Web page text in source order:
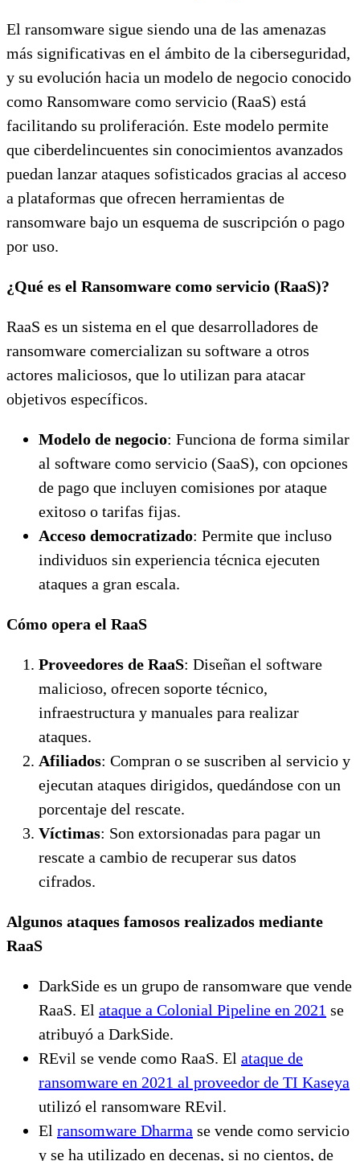
El ransomware sigue siendo una de las amenazas
más significativas en el ámbito de la ciberseguridad,
y su evolución hacia un modelo de negocio conocido
como Ransomware como servicio (RaaS) está
facilitando su proliferación. Este modelo permite
que ciberdelincuentes sin conocimientos avanzados
puedan lanzar ataques sofisticados gracias al acceso
a plataformas que ofrecen herramientas de
ransomware bajo un esquema de suscripción o pago
por uso.
¿Qué es el Ransomware como servicio (RaaS)?
RaaS es un sistema en el que desarrolladores de
ransomware comercializan su software a otros
actores maliciosos, que lo utilizan para atacar
objetivos específicos.
Modelo de negocio: Funciona de forma similar
al software como servicio (SaaS), con opciones
de pago que incluyen comisiones por ataque
exitoso o tarifas fijas.
Acceso democratizado: Permite que incluso
individuos sin experiencia técnica ejecuten
ataques a gran escala.
Cómo opera el RaaS
Proveedores de RaaS: Diseñan el software
malicioso, ofrecen soporte técnico,
infraestructura y manuales para realizar
ataques.
Afiliados: Compran o se suscriben al servicio y
ejecutan ataques dirigidos, quedándose con un
porcentaje del rescate.
Víctimas: Son extorsionadas para pagar un
rescate a cambio de recuperar sus datos
cifrados.
Algunos ataques famosos realizados mediante
RaaS
DarkSide es un grupo de ransomware que vende
RaaS. El ataque a Colonial Pipeline en 2021 se
atribuyó a DarkSide.
REvil se vende como RaaS. El ataque de
ransomware en 2021 al proveedor de TI Kaseya
utilizó el ransomware REvil.
El ransomware Dharma se vende como servicio
y se ha utilizado en decenas, si no cientos, de